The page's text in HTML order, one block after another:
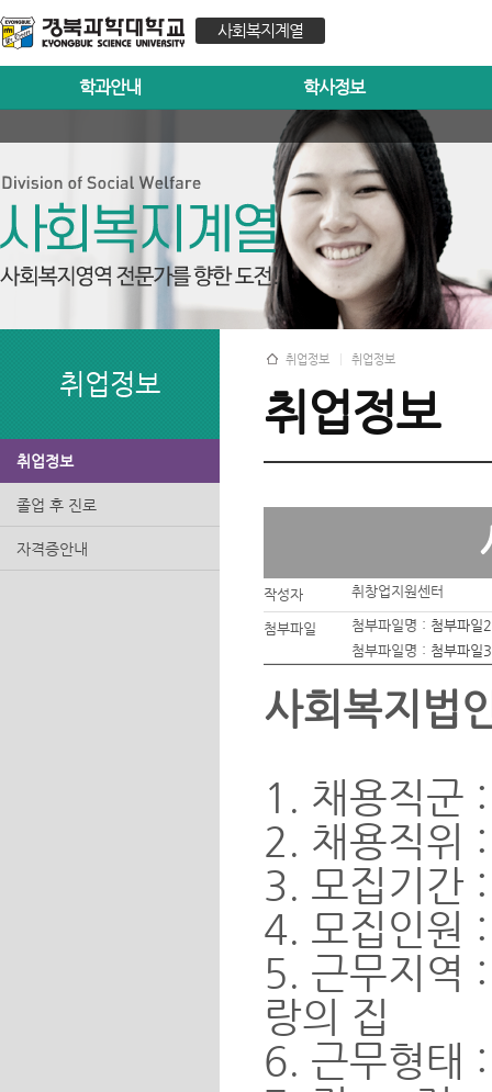
사회복지계열
학과안내 학사정보
취업정보
취업정보
졸업 후 진로
자격증안내
취업정보 취업정보
취업정보
작성자 취창업지원센터
첨부파일 첨부파일명 : 첨부파일
첨부파일명 : 첨부파일
사회복지법
1. 채용직군
2. 채용직위
3. 모집기간
4. 모집인원
5. 근무지역
랑의 집
6. 근무형태